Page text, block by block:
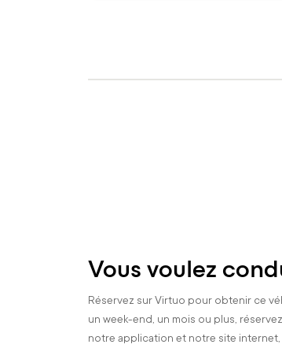
Vous voulez
Réservez sur Virtuo pour obtenir ce
un week-end, un mois ou plus,
notre application et notre site